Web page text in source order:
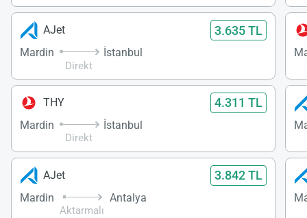
AJet 3.635 TL
Mardin
Direkt
İstanbul
THY 4.311 TL
Mardin
Direkt
İstanbul
AJet 3.842 TL
Mardin
Aktarmalı
Antalya